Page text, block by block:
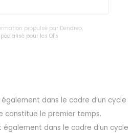
propulsé par Dendreo,
pour les OFs
dans le cadre d’un cycle
constitue le premier temps.
dans le cadre d’un cycle